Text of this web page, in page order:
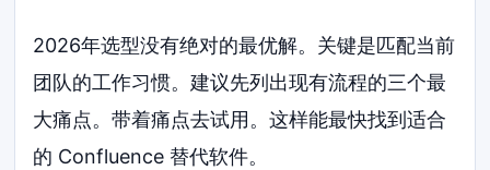
2026年选型没有绝对的最优解。关键是匹配当前
团队的工作习惯。建议先列出现有流程的三个最
大痛点。带着痛点去试用。这样能最快找到适合
的 Confluence 替代软件。